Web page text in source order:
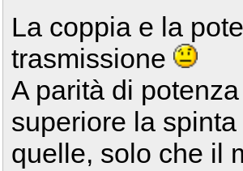
La coppia e la
trasmissione
A parità di
superiore la
quelle, solo che il